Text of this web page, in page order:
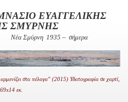
ΕΥΑΓΓΕΛΙΚΗΣ
ΣΜΥΡΝΗΣ
Νέα Σμύρνη 1935 – σήμερα
στα πέλαγα" (2015) Υδατογραφία σε χαρτί,
69x14 εκ.